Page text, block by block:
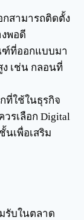
สามารถติดตั้ง
พอดี
ที่ออกแบบมา
เช่น กลอนที่
ที่ใช้ในธุรกิจ
รเลือก Digital
นเพื่อเสริม
รับในตลาด